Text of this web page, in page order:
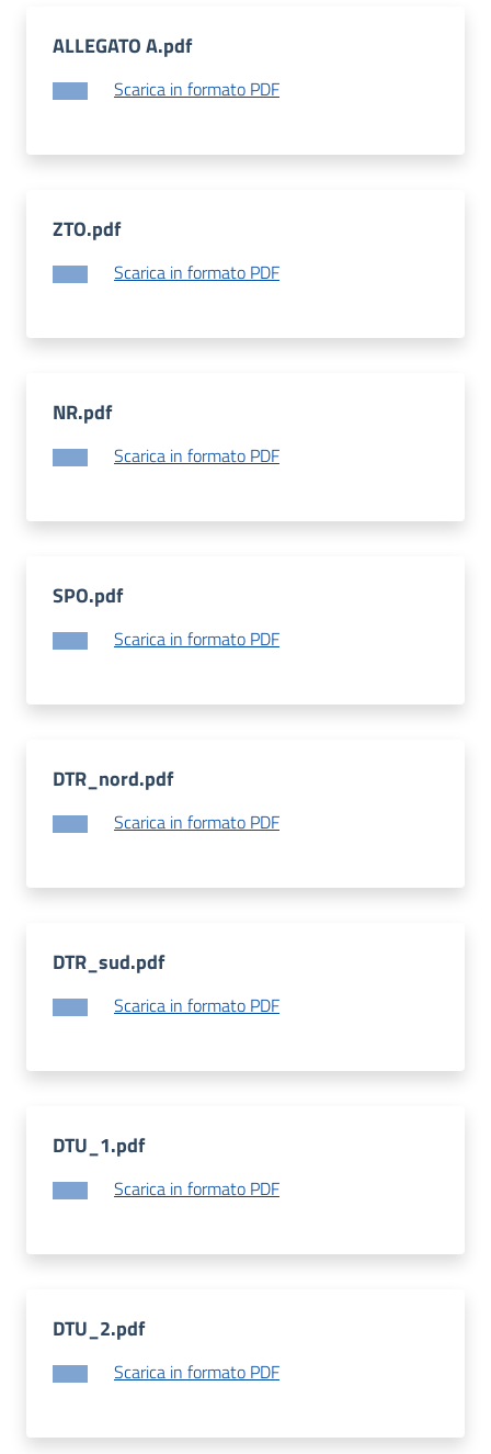
ALLEGATO A.pdf
Scarica in formato PDF
ZTO.pdf
Scarica in formato PDF
NR.pdf
Scarica in formato PDF
SPO.pdf
Scarica in formato PDF
DTR_nord.pdf
Scarica in formato PDF
DTR_sud.pdf
Scarica in formato PDF
DTU_1.pdf
Scarica in formato PDF
DTU_2.pdf
Scarica in formato PDF